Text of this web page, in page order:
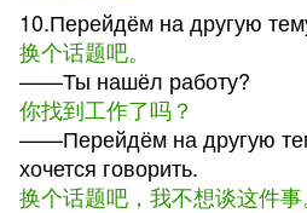
10.Перейдём на другую
换个话题吧。
——Ты нашёл работу?
你找到工作了吗？
——Перейдём на другую
хочется говорить.
换个话题吧，我不想谈这件事